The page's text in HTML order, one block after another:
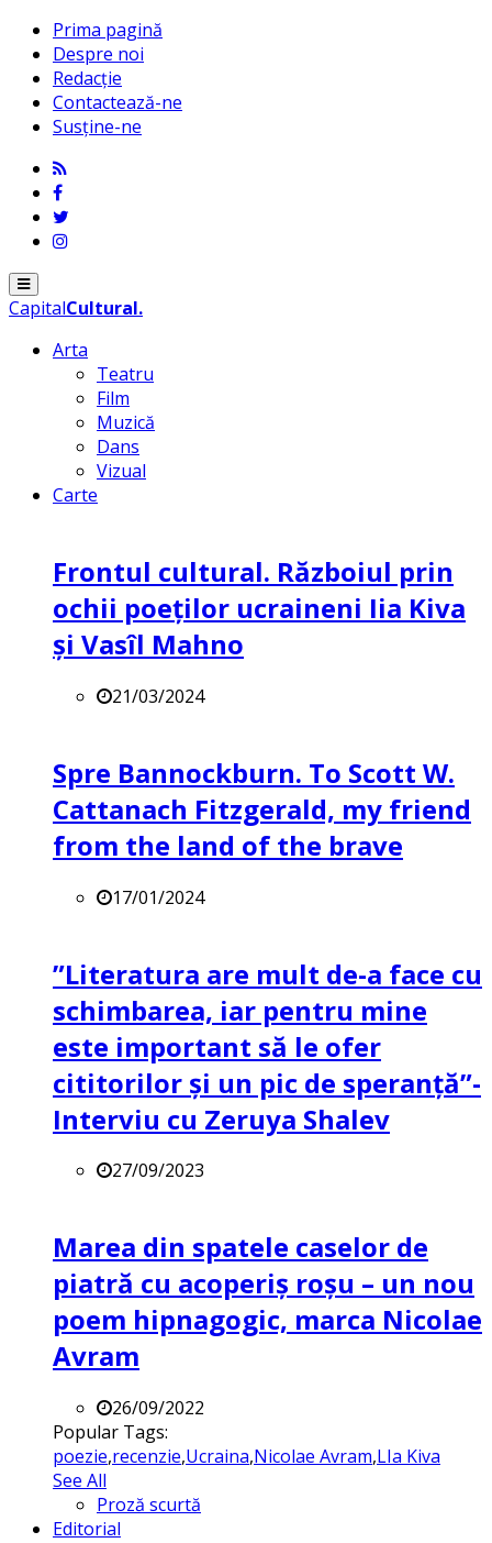
Prima pagină
Despre noi
Redacție
Contactează-ne
Susține-ne
Menu
CapitalCultural.
Arta
Teatru
Film
Muzică
Dans
Vizual
Carte
Frontul cultural. Războiul prin
ochii poeților ucraineni Iia Kiva
și Vasîl Mahno
21/03/2024
Spre Bannockburn. To Scott W.
Cattanach Fitzgerald, my friend
from the land of the brave
17/01/2024
”Literatura are mult de-a face cu
schimbarea, iar pentru mine
este important să le ofer
cititorilor și un pic de speranță”-
Interviu cu Zeruya Shalev
27/09/2023
Marea din spatele caselor de
piatră cu acoperiș roșu – un nou
poem hipnagogic, marca Nicolae
Avram
26/09/2022
Popular Tags:
poezie,recenzie,Ucraina,Nicolae Avram,LIa Kiva
See All
Proză scurtă
Editorial